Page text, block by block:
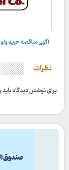
آگهی مناقصه خرید ولو
نظرات
برای نوشتن دیدگاه باید